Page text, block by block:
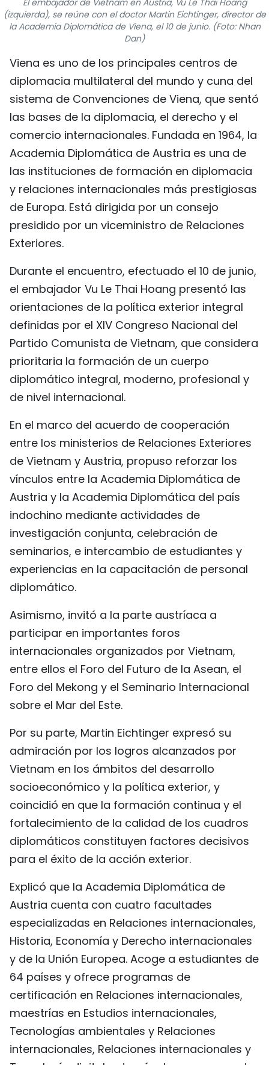
РУССКИЙ
(izquierda), se reúne con el doctor Martin Eichtinger, director de
la Academia Diplomática de Viena, el 10 de junio. (Foto: Nhan
Dan)
Viena es uno de los principales centros de
diplomacia multilateral del mundo y cuna del
sistema de Convenciones de Viena, que sentó
las bases de la diplomacia, el derecho y el
comercio internacionales. Fundada en 1964, la
Academia Diplomática de Austria es una de
las instituciones de formación en diplomacia
y relaciones internacionales más prestigiosas
de Europa. Está dirigida por un consejo
presidido por un viceministro de Relaciones
Exteriores.
Durante el encuentro, efectuado el 10 de junio,
el embajador Vu Le Thai Hoang presentó las
orientaciones de la política exterior integral
definidas por el XIV Congreso Nacional del
Partido Comunista de Vietnam, que considera
prioritaria la formación de un cuerpo
diplomático integral, moderno, profesional y
de nivel internacional.
En el marco del acuerdo de cooperación
entre los ministerios de Relaciones Exteriores
de Vietnam y Austria, propuso reforzar los
vínculos entre la Academia Diplomática de
Austria y la Academia Diplomática del país
indochino mediante actividades de
investigación conjunta, celebración de
seminarios, e intercambio de estudiantes y
experiencias en la capacitación de personal
diplomático.
Asimismo, invitó a la parte austríaca a
participar en importantes foros
internacionales organizados por Vietnam,
entre ellos el Foro del Futuro de la Asean, el
Foro del Mekong y el Seminario Internacional
sobre el Mar del Este.
Por su parte, Martin Eichtinger expresó su
admiración por los logros alcanzados por
Vietnam en los ámbitos del desarrollo
socioeconómico y la política exterior, y
coincidió en que la formación continua y el
fortalecimiento de la calidad de los cuadros
diplomáticos constituyen factores decisivos
para el éxito de la acción exterior.
Explicó que la Academia Diplomática de
Austria cuenta con cuatro facultades
especializadas en Relaciones internacionales,
Historia, Economía y Derecho internacionales
y de la Unión Europea. Acoge a estudiantes de
64 países y ofrece programas de
certificación en Relaciones internacionales,
maestrías en Estudios internacionales,
Tecnologías ambientales y Relaciones
internacionales, Relaciones internacionales y